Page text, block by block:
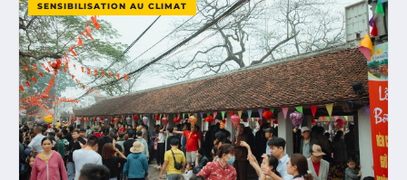
SENSIBILISATION AU CLIMAT